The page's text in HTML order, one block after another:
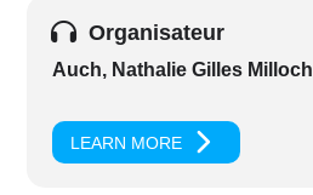
Organisateur
Auch, Nathalie Gilles Milloch
LEARN MORE